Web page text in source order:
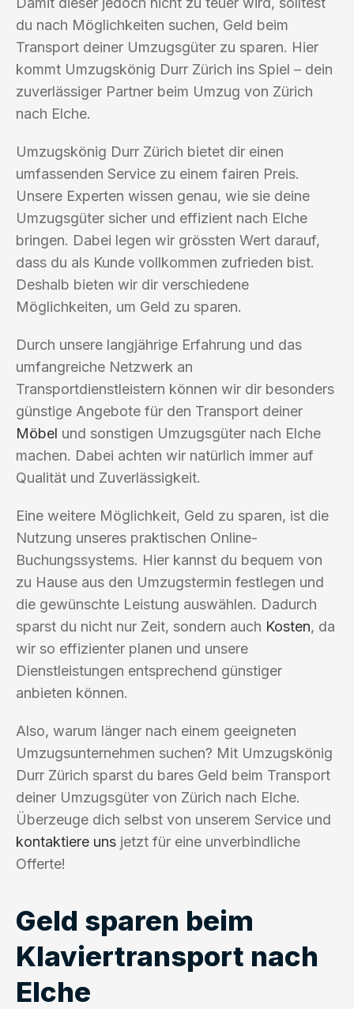
du nach Möglichkeiten suchen, Geld beim
Transport deiner Umzugsgüter zu sparen. Hier
kommt Umzugskönig Durr Zürich ins Spiel – dein
zuverlässiger Partner beim Umzug von Zürich
nach Elche.
Umzugskönig Durr Zürich bietet dir einen
umfassenden Service zu einem fairen Preis.
Unsere Experten wissen genau, wie sie deine
Umzugsgüter sicher und effizient nach Elche
bringen. Dabei legen wir grössten Wert darauf,
dass du als Kunde vollkommen zufrieden bist.
Deshalb bieten wir dir verschiedene
Möglichkeiten, um Geld zu sparen.
Durch unsere langjährige Erfahrung und das
umfangreiche Netzwerk an
Transportdienstleistern können wir dir besonders
günstige Angebote für den Transport deiner
Möbel und sonstigen Umzugsgüter nach Elche
machen. Dabei achten wir natürlich immer auf
Qualität und Zuverlässigkeit.
Eine weitere Möglichkeit, Geld zu sparen, ist die
Nutzung unseres praktischen Online-
Buchungssystems. Hier kannst du bequem von
zu Hause aus den Umzugstermin festlegen und
die gewünschte Leistung auswählen. Dadurch
sparst du nicht nur Zeit, sondern auch Kosten, da
wir so effizienter planen und unsere
Dienstleistungen entsprechend günstiger
anbieten können.
Also, warum länger nach einem geeigneten
Umzugsunternehmen suchen? Mit Umzugskönig
Durr Zürich sparst du bares Geld beim Transport
deiner Umzugsgüter von Zürich nach Elche.
Überzeuge dich selbst von unserem Service und
kontaktiere uns jetzt für eine unverbindliche
Offerte!
Geld sparen beim
Klaviertransport nach
Elche